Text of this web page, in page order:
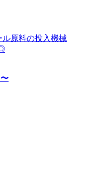
ル原料の投入機械